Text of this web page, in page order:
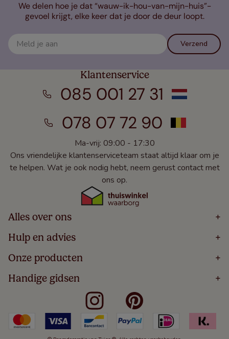
We delen hoe je dat “wauw-ik-hou-van-mijn-huis”-
gevoel krijgt, elke keer dat je door de deur loopt.
Verzend
Klantenservice
085 001 27 31
078 07 72 90
Ma-vrij: 09:00 - 17:30
Ons vriendelijke klantenserviceteam staat altijd klaar om je
te helpen. Wat je ook nodig hebt, neem gerust contact met
ons op.
Alles over ons +
Home
Over
Bestellen
Winacties
Veelgestelde Vragen
Hulp en advies +
Volg Je Bestelling
Levering
5 Jaar Garantie
Algemene Voorwaarden
Kindveiligheid
Cookies
Onze producten +
Houten Jaloezieën
Rolgordijnen
Verticale Jaloezieën
Duo Rolgordijnen
Duo Plisségordijnen
Handige gidsen +
Meten Voor Raamdecoratie
Badkamer Raamdecoratie
Slaapkamer Raamdecoratie
Keuken Raamdecoratie